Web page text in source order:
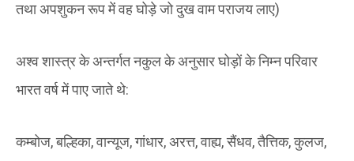
तथा अपशुकन रूप में वह घोड़े जो दुख वाम पराजय लाए)
अश्व शास्त्र के अन्तर्गत नकुल के अनुसार घोड़ों के निम्न परिवार
भारत वर्ष में पाए जाते थे:
कम्बोज, बल्हिका, वान्यूज, गांधार, अरत्त, वाह्य, सैंधव, तैत्तिक, कुलज,